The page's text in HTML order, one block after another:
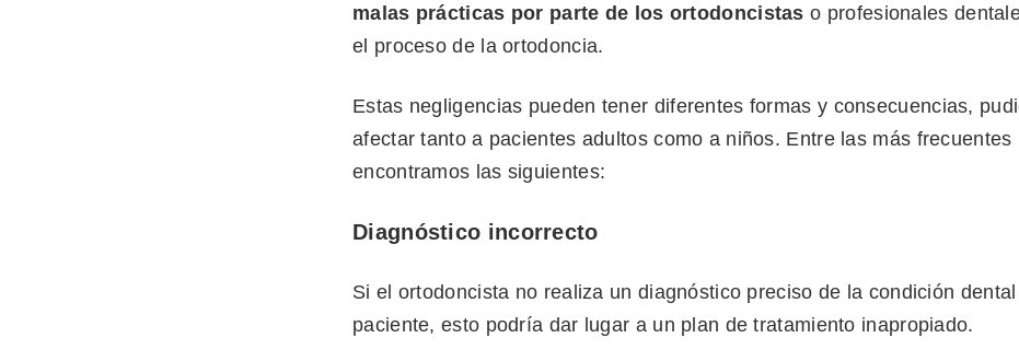
malas prácticas por parte de los ortodoncistas o profesionales
el proceso de la ortodoncia.
Estas negligencias pueden tener diferentes formas y consecuencias,
afectar tanto a pacientes adultos como a niños. Entre las más frecuentes
encontramos las siguientes:
Diagnóstico incorrecto
Si el ortodoncista no realiza un diagnóstico preciso de la condición dental
paciente, esto podría dar lugar a un plan de tratamiento inapropiado.